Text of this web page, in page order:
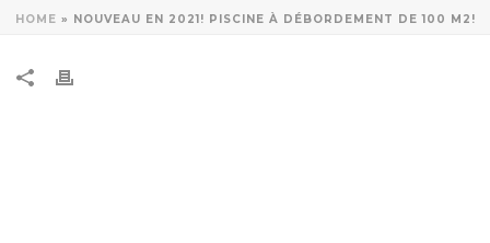
HOME » NOUVEAU EN 2021! PISCINE À DÉBORDEMENT DE 100 M2!